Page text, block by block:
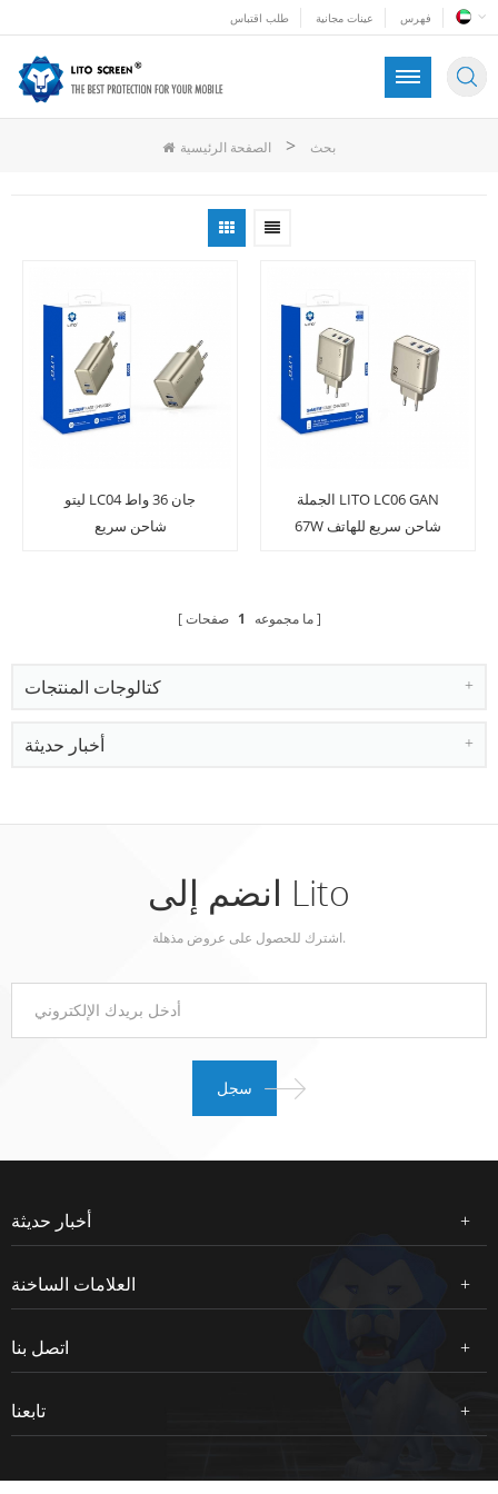
طلب اقتباس عينات مجانية فهرس
الصفحة الرئيسية > بحث
ليتو LC04 جان 36 واط
شاحن سريع
الجملة LITO LC06 GAN
67W شاحن سريع للهاتف
ما مجموعه 1 صفحات
كتالوجات المنتجات
أخبار حديثة
انضم إلى Lito
اشترك للحصول على عروض مذهلة.
أخبار حديثة
العلامات الساخنة
اتصل بنا
تابعنا